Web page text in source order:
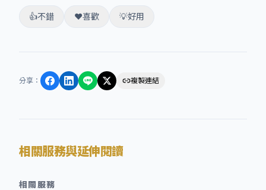
👍不錯 ❤️喜歡 💡好用
分享 ： 複製連結
相關服務與延伸閱讀
相關服務